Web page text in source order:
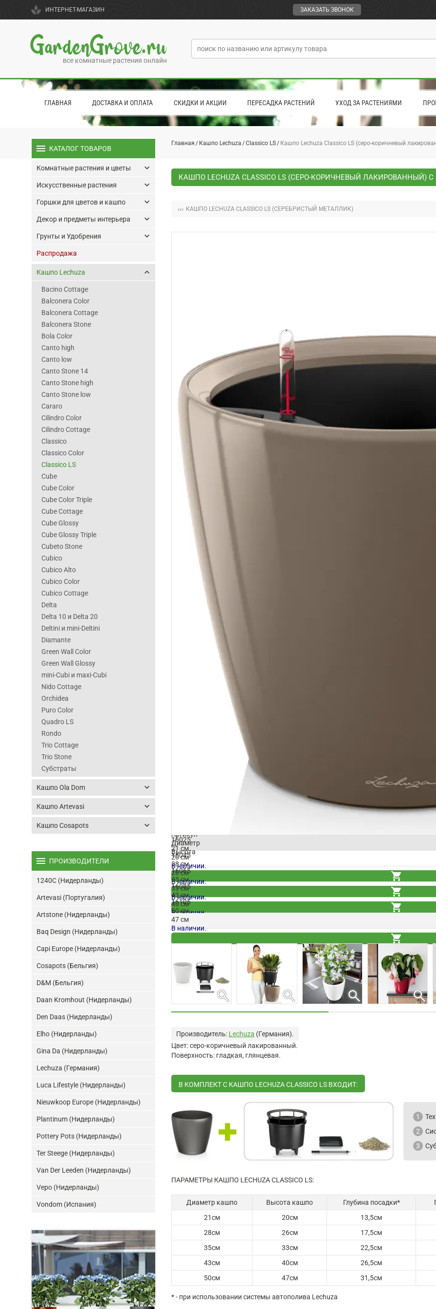
spa ИНТЕРНЕТ-МАГАЗИН ЗАКАЗАТЬ ЗВОНОК
GardenGrove.ru
все комнатные растения онлайн
ГЛАВНАЯ ДОСТАВКА И ОПЛАТА СКИДКИ И АКЦИИ ПЕРЕСАДКА РАСТЕНИЙ УХОД ЗА РАСТЕНИЯМИ
Главная Кашпо Lechuza Classico LS Кашпо Lechuza Classico LS (серо-коричневый
КАШПО LECHUZA CLASSICO LS (СЕРО-КОРИЧНЕВЫЙ ЛАКИРОВАННЫЙ)
‹‹‹ КАШПО LECHUZA CLASSICO LS (СЕРЕБРИСТЫЙ МЕТАЛЛИК)
Артикул
Диаметр
Высота
16025
21 см
20 см
В наличии.
shopping_cart
16045
28 см
26 см
В наличии.
shopping_cart
16065
35 см
33 см
В наличии.
shopping_cart
16085
43 см
40 см
В наличии.
16105
50 см
47 см
В наличии.
shopping_cart
search search search search
Производитель: Lechuza (Германия).
Цвет: серо-коричневый лакированный.
Поверхность: гладкая, глянцевая.
В КОМПЛЕКТ С КАШПО LECHUZA CLASSICO LS ВХОДИТ:
1
2
3
ПАРАМЕТРЫ КАШПО LECHUZA CLASSICO LS:
Диаметр кашпо Высота кашпо Глубина посадки*
21см
20см 13,5см
28см
26см 17,5см
35см
33см 22,5см
43см
40см 26,5см
50см
47см 31,5см
* - при использовании системы автополива Lechuza
menu КАТАЛОГ ТОВАРОВ
Комнатные растения и цветы keyboard_arrow_down
Искусственные растения keyboard_arrow_down
Горшки для цветов и кашпо keyboard_arrow_down
Декор и предметы интерьера keyboard_arrow_down
Грунты и Удобрения keyboard_arrow_down
Распродажа
Кашпо Lechuza keyboard_arrow_up
Bacino Cottage
Balconera Color
Balconera Cottage
Balconera Stone
Bola Color
Canto high
Canto low
Canto Stone 14
Canto Stone high
Canto Stone low
Cararo
Cilindro Color
Cilindro Cottage
Classico
Classico Color
Classico LS
Cube
Cube Color
Cube Color Triple
Cube Cottage
Cube Glossy
Cube Glossy Triple
Cubeto Stone
Cubico
Cubico Alto
Cubico Color
Cubico Cottage
Delta
Delta 10 и Delta 20
Deltini и mini-Deltini
Diamante
Green Wall Color
Green Wall Glossy
mini-Cubi и maxi-Cubi
Nido Cottage
Orchidea
Puro Color
Quadro LS
Rondo
Trio Cottage
Trio Stone
Субстраты
Кашпо Ola Dom keyboard_arrow_down
Кашпо Artevasi keyboard_arrow_down
Кашпо Cosapots keyboard_arrow_down
menu ПРОИЗВОДИТЕЛИ
1240C (Нидерланды)
Artevasi (Португалия)
Artstone (Нидерланды)
Baq Design (Нидерланды)
Capi Europe (Нидерланды)
Cosapots (Бельгия)
D&M (Бельгия)
Daan Kromhout (Нидерланды)
Den Daas (Нидерланды)
Elho (Нидерланды)
Gina Da (Нидерланды)
Lechuza (Германия)
Luca Lifestyle (Нидерланды)
Nieuwkoop Europe (Нидерланды)
Plantinum (Нидерланды)
Pottery Pots (Нидерланды)
Ter Steege (Нидерланды)
Van Der Leeden (Нидерланды)
Vepo (Нидерланды)
Vondom (Испания)